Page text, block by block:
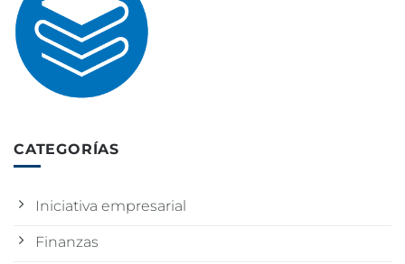
CATEGORÍAS
Iniciativa empresarial
Finanzas